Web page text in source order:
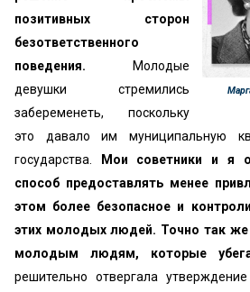
позитивных сторон
безответственного
поведения.
Молодые
девушки стремились
забеременеть, поскольку
это давало им муниципальную
государства.
Мои советники и я
способ предоставлять менее
этом более безопасное и
этих молодых людей. Точно так
молодым людям, которые
решительно отвергала